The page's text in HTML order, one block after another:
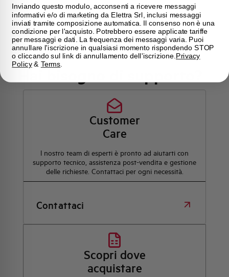
Marca AEG
Hai bisogno di supporto?
Customer
Care
l nostro team di esperti è pronto ad aiutarti con
supporto tecnico, assistenza post-vendita e gestione
delle richieste. Contattaci per ogni necessità.
Contattaci
Scopri dove
acquistare
Inviando questo modulo, acconsenti a ricevere messaggi
informativi e/o di marketing da Elettra Srl, inclusi messaggi
inviati tramite composizione automatica. Il consenso non è una
condizione per l'acquisto. Potrebbero essere applicate tariffe
per messaggi e dati. La frequenza dei messaggi varia. Puoi
annullare l'iscrizione in qualsiasi momento rispondendo STOP
o cliccando sul link di annullamento dell'iscrizione. Privacy
Policy& Terms